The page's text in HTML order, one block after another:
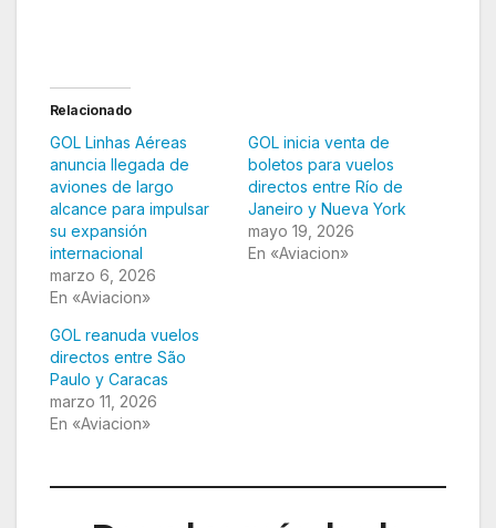
Relacionado
GOL Linhas Aéreas
anuncia llegada de
aviones de largo
alcance para impulsar
su expansión
internacional
marzo 6, 2026
En «Aviacion»
GOL inicia venta de
boletos para vuelos
directos entre Río de
Janeiro y Nueva York
mayo 19, 2026
En «Aviacion»
GOL reanuda vuelos
directos entre São
Paulo y Caracas
marzo 11, 2026
En «Aviacion»